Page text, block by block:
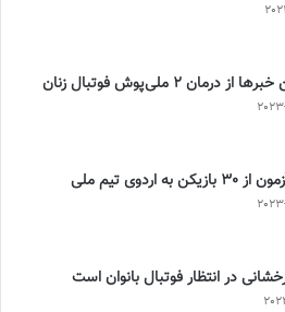
از درمان ۲ ملی‌پوش فوتبال زنان
به اردوی تیم ملی
در انتظار فوتبال بانوان است